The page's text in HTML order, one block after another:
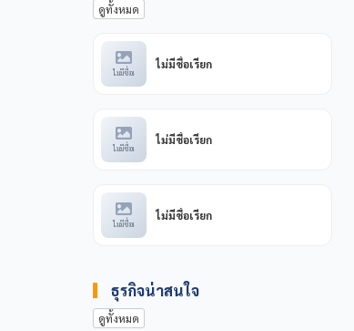
ดูทั้งหมด
ไม่มีชื่อเ
ไม่มีชื่อเรียก
ไม่มีชื่อเ
ไม่มีชื่อเรียก
ไม่มีชื่อเ
ไม่มีชื่อเรียก
ธุรกิจน่าสนใจ
ดูทั้งหมด